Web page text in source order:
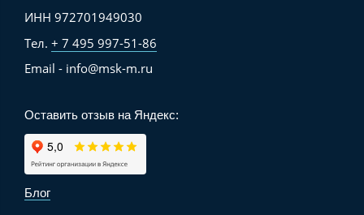
ИНН 972701949030
Тел. + 7 495 997-51-86
Email - info@msk-m.ru
Оставить отзыв на Яндекс:
Блог